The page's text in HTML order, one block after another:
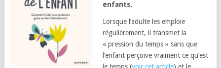
enfants.
Lorsque l’adulte les emploie
régulièrement, il transmet la
« pression du temps » sans que
l’enfant perçoive vraiment ce qu’est